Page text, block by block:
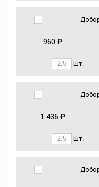
960 ₽
шт.
1 436 ₽
шт.